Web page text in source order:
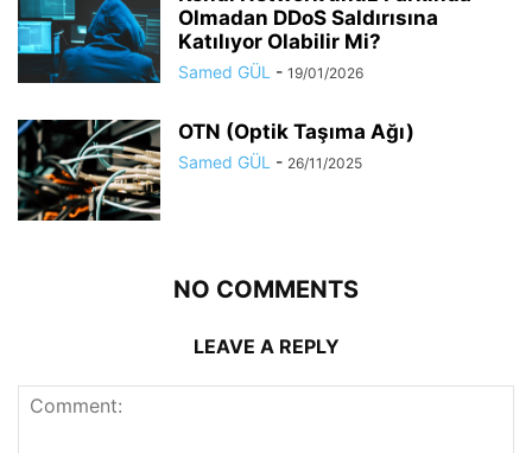
Olmadan DDoS Saldırısına
Katılıyor Olabilir Mi?
Samed GÜL - 19/01/2026
OTN (Optik Taşıma Ağı)
Samed GÜL - 26/11/2025
NO COMMENTS
LEAVE A REPLY